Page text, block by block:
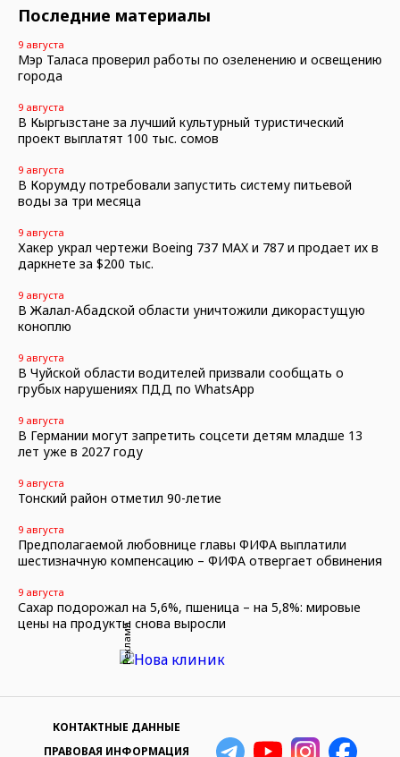
Последние материалы
9 августа
Мэр Таласа проверил работы по озеленению и освещению
города
9 августа
В Кыргызстане за лучший культурный туристический
проект выплатят 100 тыс. сомов
9 августа
В Корумду потребовали запустить систему питьевой
воды за три месяца
9 августа
Хакер украл чертежи Boeing 737 MAX и 787 и продает их в
даркнете за $200 тыс.
9 августа
В Жалал-Абадской области уничтожили дикорастущую
коноплю
9 августа
В Чуйской области водителей призвали сообщать о
грубых нарушениях ПДД по WhatsApp
9 августа
В Германии могут запретить соцсети детям младше 13
лет уже в 2027 году
9 августа
Тонский район отметил 90-летие
9 августа
Предполагаемой любовнице главы ФИФА выплатили
шестизначную компенсацию – ФИФА отвергает обвинения
9 августа
Сахар подорожал на 5,6%, пшеница – на 5,8%: мировые
цены на продукты снова выросли
Реклама
КОНТАКТНЫЕ ДАННЫЕ
ПРАВОВАЯ ИНФОРМАЦИЯ